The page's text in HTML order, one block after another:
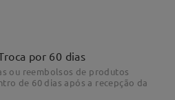
por 60 dias
ou reembolsos de produtos
de 60 dias após a recepção da